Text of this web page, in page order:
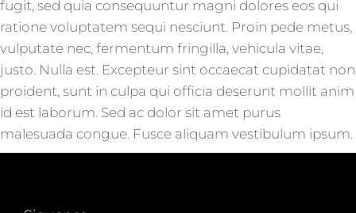
fugit, sed quia consequuntur magni dolores eos qui
ratione voluptatem sequi nesciunt. Proin pede metus,
vulputate nec, fermentum fringilla, vehicula vitae,
justo. Nulla est. Excepteur sint occaecat cupidatat non
proident, sunt in culpa qui officia deserunt mollit anim
id est laborum. Sed ac dolor sit amet purus
malesuada congue. Fusce aliquam vestibulum ipsum.